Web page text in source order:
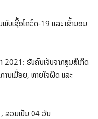
ຊື້ອໂຄວິດ-19 ແລະ ເຂົ້ານອນ
ຮັບຄົນເຈັບຈາກສູນສີເກີດ
ານເມື່ອຍ, ຫາຍໃຈຝຶດ ແລະ
ລວມເປັນ 04 ວັນ